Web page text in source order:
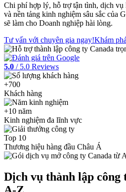
Chi phí hợp lý, hỗ trợ tận tình, dịch vụ
và nền tảng kinh nghiệm sâu sắc của
sẽ làm cho Doanh nghiệp hài lòng.
Tư vấn với chuyên gia ngay!Khám
5.0 / 5.0 Reviews
+700
Khách hàng
+10 năm
Kinh nghiệm đa lĩnh vực
Top 10
Thương hiệu hàng đầu Châu Á
Dịch vụ thành lập